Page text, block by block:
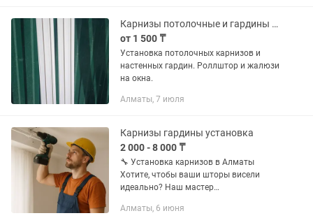
Карнизы потолочные и гардины . Установка.
от 1 500 ₸
Установка потолочных карнизов и
настенных гардин. Роллштор и жалюзи
на окна.
Алматы, 7 июля
Карнизы гардины установка
2 000 - 8 000 ₸
🔧 Установка карнизов в Алматы
Хотите, чтобы ваши шторы висели
идеально? Наш мастер
потолочный, настенный, раздвижной –
Алматы, 6 июня